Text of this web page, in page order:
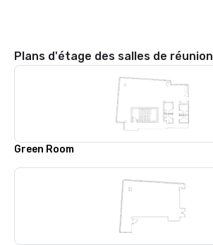
Plans d'étage des salles de réunion
Green Room